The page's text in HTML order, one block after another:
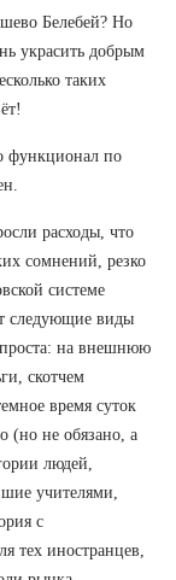
Белебей? Но
украсить добрым
таких
функционал по
расходы, что
сомнений, резко
системе
следующие виды
проста: на внешнюю
скотчем
время суток
(но не обязано, а
людей,
учителями,
с
тех иностранцев,